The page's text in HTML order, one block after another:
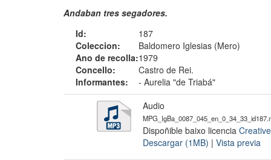
Andaban tres segadores.
Id:
187
Coleccion:
Baldomero Iglesias (Mero)
Ano de recolla:1979
Concello:
Castro de Rei.
Informantes:
- Aurelia "de Triabá"
Audio
Dispoñible baixo licencia
Descargar (1MB) | Vista previa